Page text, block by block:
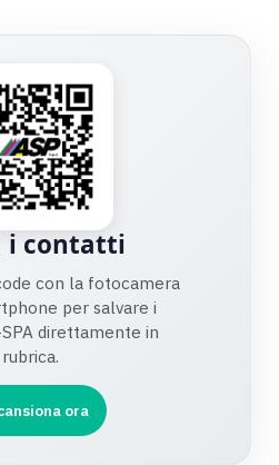
i contatti
con la fotocamera
per salvare i
direttamente in
rubrica.
ora